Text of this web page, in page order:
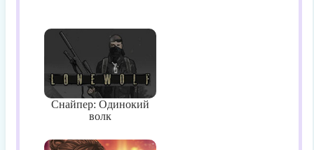
Снайпер: Одинокий
волк